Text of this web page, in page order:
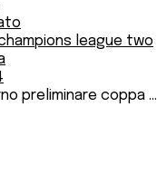
league two
preliminare coppa ...